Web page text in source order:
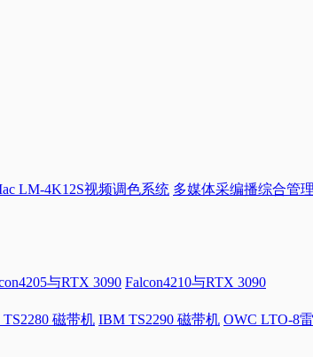
LM-4K12S视频调色系统 多媒体采编播综合管
与RTX 3090 Falcon4210与RTX 3090
磁带机 IBM TS2290 磁带机 OWC LTO-8